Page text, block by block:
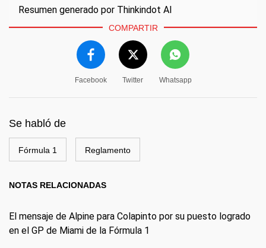
Resumen generado por Thinkindot AI
COMPARTIR
Facebook Twitter Whatsapp
Se habló de
Fórmula 1 Reglamento
NOTAS RELACIONADAS
El mensaje de Alpine para Colapinto por su puesto logrado
en el GP de Miami de la Fórmula 1